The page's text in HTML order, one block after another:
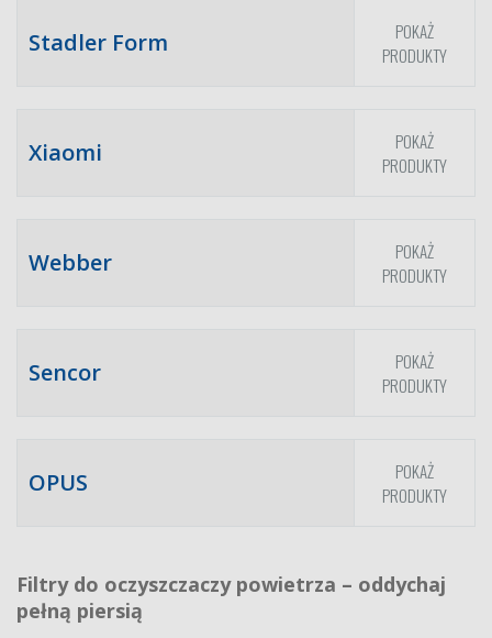
Stadler Form
POKAŻ
PRODUKTY
Xiaomi
POKAŻ
PRODUKTY
Webber
POKAŻ
PRODUKTY
Sencor
POKAŻ
PRODUKTY
OPUS
POKAŻ
PRODUKTY
Filtry do oczyszczaczy powietrza – oddychaj
pełną piersią